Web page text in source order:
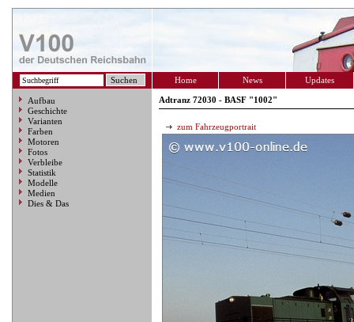
Home News Updates
Aufbau
Geschichte
Varianten
Farben
Motoren
Fotos
Verbleibe
Statistik
Modelle
Medien
Dies & Das
Adtranz 72030 - BASF "1002"
zum Fahrzeugportrait